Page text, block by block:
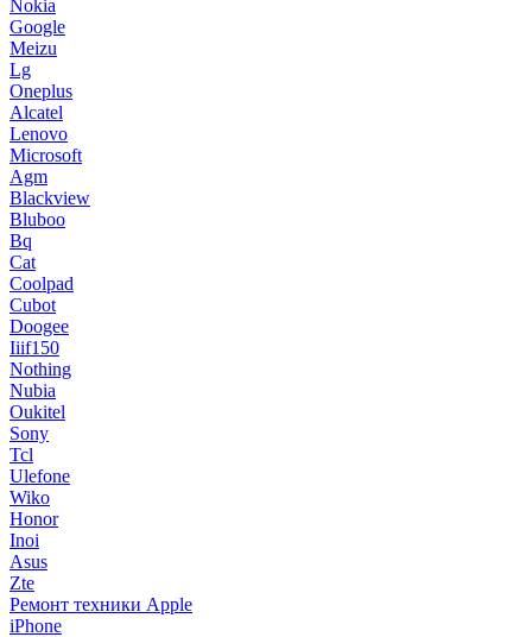
Nokia
Google
Meizu
Lg
Oneplus
Alcatel
Lenovo
Microsoft
Agm
Blackview
Bluboo
Bq
Cat
Coolpad
Cubot
Doogee
Iiif150
Nothing
Nubia
Oukitel
Sony
Tcl
Ulefone
Wiko
Honor
Inoi
Asus
Zte
Ремонт техники Apple
iPhone